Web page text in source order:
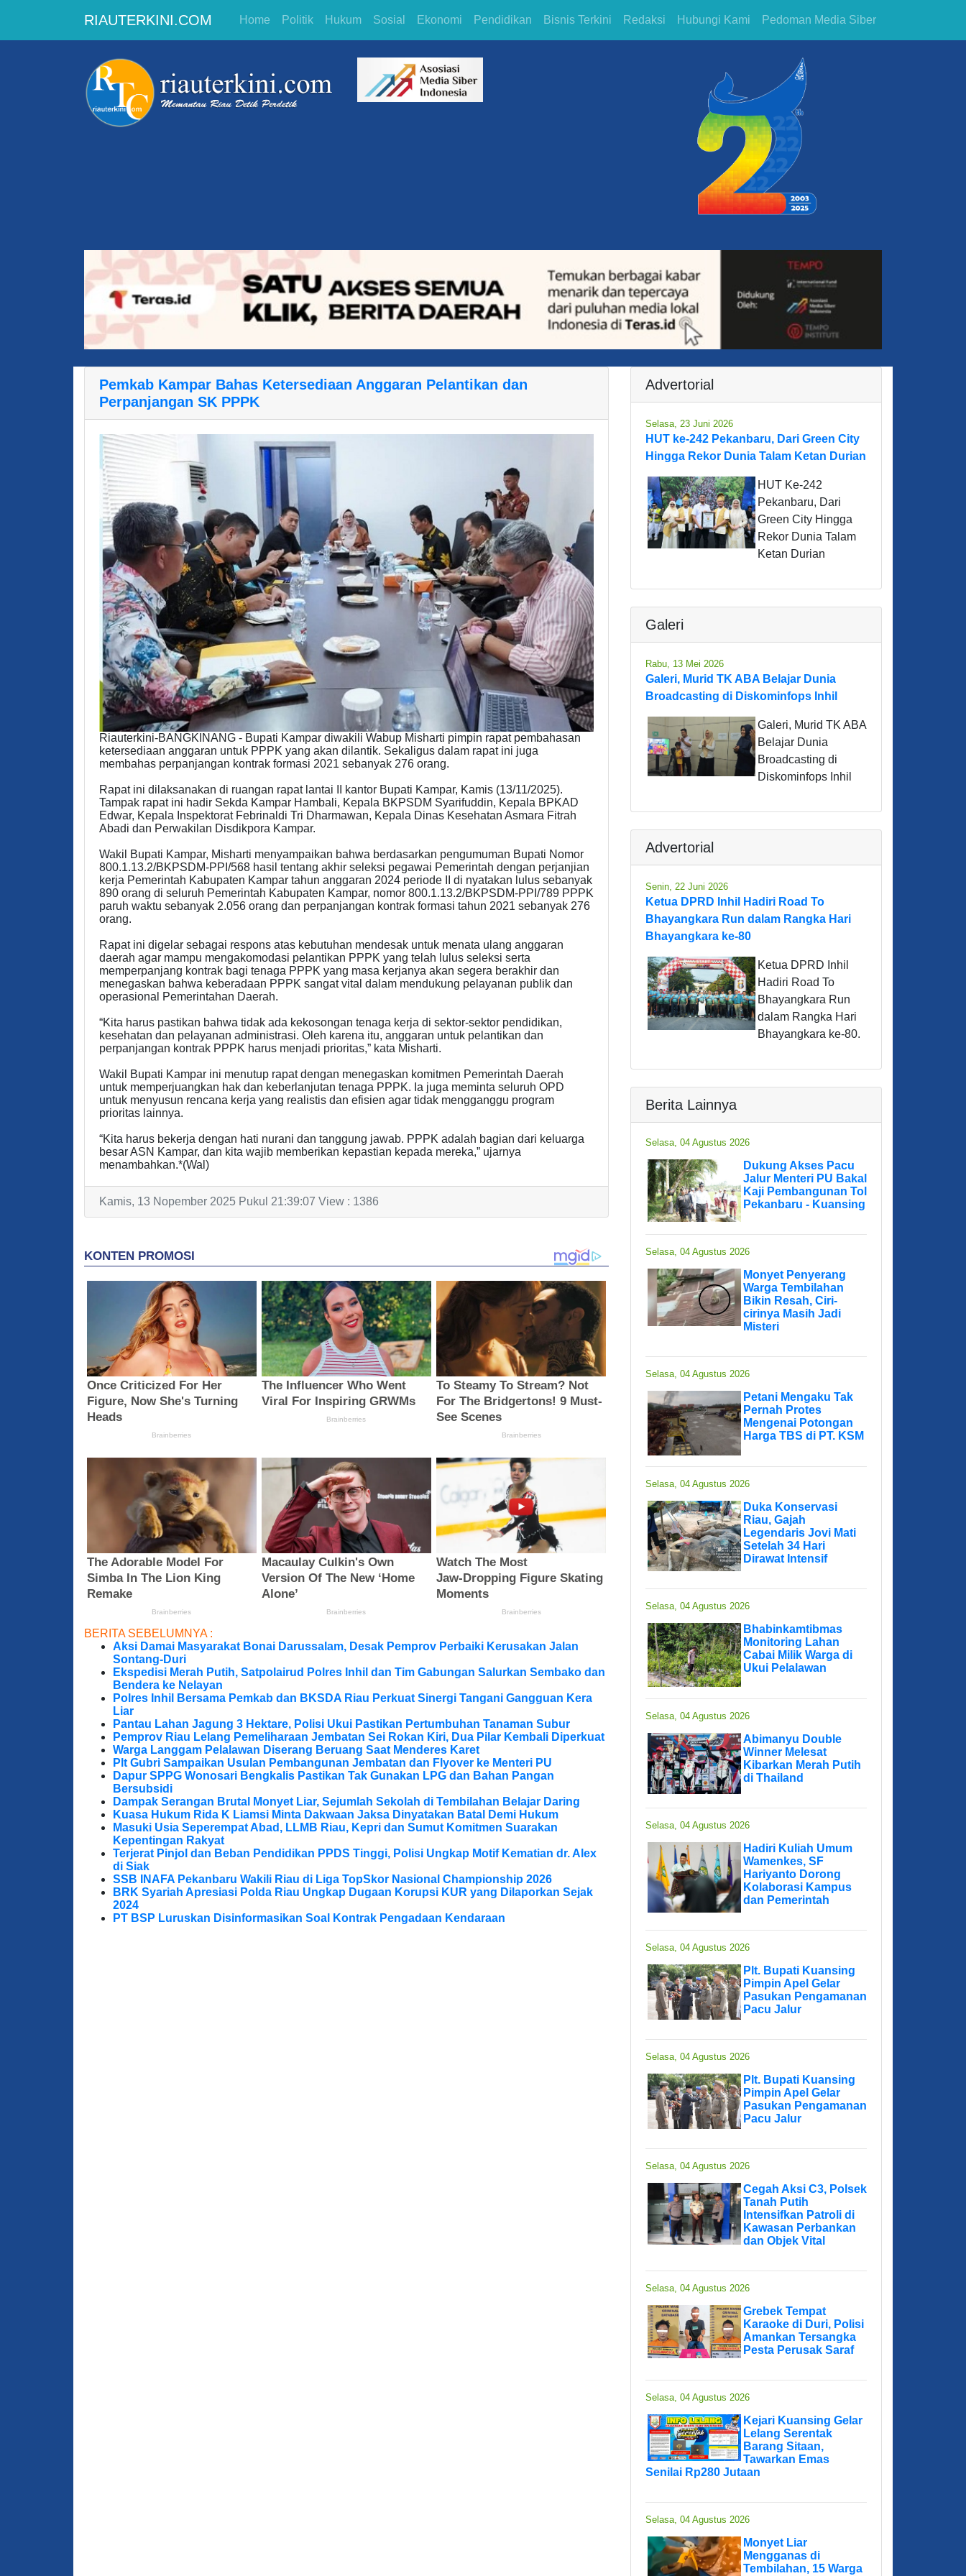
RIAUTERKINI.COM Home Politik Hukum Sosial Ekonomi Pendidikan Bisnis Terkini Redaksi Hubungi Kami Pedoman Media Siber
Pemkab Kampar Bahas Ketersediaan Anggaran Pelantikan dan
Perpanjangan SK PPPK
Riauterkini-BANGKINANG - Bupati Kampar diwakili Wabup Misharti pimpin rapat pembahasan
ketersediaan anggaran untuk PPPK yang akan dilantik. Sekaligus dalam rapat ini juga
membahas perpanjangan kontrak formasi 2021 sebanyak 276 orang.
Rapat ini dilaksanakan di ruangan rapat lantai II kantor Bupati Kampar, Kamis (13/11/2025).
Tampak rapat ini hadir Sekda Kampar Hambali, Kepala BKPSDM Syarifuddin, Kepala BPKAD
Edwar, Kepala Inspektorat Febrinaldi Tri Dharmawan, Kepala Dinas Kesehatan Asmara Fitrah
Abadi dan Perwakilan Disdikpora Kampar.
Wakil Bupati Kampar, Misharti menyampaikan bahwa berdasarkan pengumuman Bupati Nomor
800.1.13.2/BKPSDM-PPI/568 hasil tentang akhir seleksi pegawai Pemerintah dengan perjanjian
kerja Pemerintah Kabupaten Kampar tahun anggaran 2024 periode II di nyatakan lulus sebanyak
890 orang di seluruh Pemerintah Kabupaten Kampar, nomor 800.1.13.2/BKPSDM-PPI/789 PPPK
paruh waktu sebanyak 2.056 orang dan perpanjangan kontrak formasi tahun 2021 sebanyak 276
orang.
Rapat ini digelar sebagai respons atas kebutuhan mendesak untuk menata ulang anggaran
daerah agar mampu mengakomodasi pelantikan PPPK yang telah lulus seleksi serta
memperpanjang kontrak bagi tenaga PPPK yang masa kerjanya akan segera berakhir dan
menegaskan bahwa keberadaan PPPK sangat vital dalam mendukung pelayanan publik dan
operasional Pemerintahan Daerah.
“Kita harus pastikan bahwa tidak ada kekosongan tenaga kerja di sektor-sektor pendidikan,
kesehatan dan pelayanan administrasi. Oleh karena itu, anggaran untuk pelantikan dan
perpanjangan kontrak PPPK harus menjadi prioritas,” kata Misharti.
Wakil Bupati Kampar ini menutup rapat dengan menegaskan komitmen Pemerintah Daerah
untuk memperjuangkan hak dan keberlanjutan tenaga PPPK. Ia juga meminta seluruh OPD
untuk menyusun rencana kerja yang realistis dan efisien agar tidak mengganggu program
prioritas lainnya.
“Kita harus bekerja dengan hati nurani dan tanggung jawab. PPPK adalah bagian dari keluarga
besar ASN Kampar, dan kita wajib memberikan kepastian kepada mereka,” ujarnya
menambahkan.*(Wal)
Kamis, 13 Nopember 2025 Pukul 21:39:07 View : 1386
BERITA SEBELUMNYA :
Aksi Damai Masyarakat Bonai Darussalam, Desak Pemprov Perbaiki Kerusakan Jalan
Sontang-Duri
Ekspedisi Merah Putih, Satpolairud Polres Inhil dan Tim Gabungan Salurkan Sembako dan
Bendera ke Nelayan
Polres Inhil Bersama Pemkab dan BKSDA Riau Perkuat Sinergi Tangani Gangguan Kera
Liar
Pantau Lahan Jagung 3 Hektare, Polisi Ukui Pastikan Pertumbuhan Tanaman Subur
Pemprov Riau Lelang Pemeliharaan Jembatan Sei Rokan Kiri, Dua Pilar Kembali Diperkuat
Warga Langgam Pelalawan Diserang Beruang Saat Menderes Karet
Plt Gubri Sampaikan Usulan Pembangunan Jembatan dan Flyover ke Menteri PU
Dapur SPPG Wonosari Bengkalis Pastikan Tak Gunakan LPG dan Bahan Pangan
Bersubsidi
Dampak Serangan Brutal Monyet Liar, Sejumlah Sekolah di Tembilahan Belajar Daring
Kuasa Hukum Rida K Liamsi Minta Dakwaan Jaksa Dinyatakan Batal Demi Hukum
Masuki Usia Seperempat Abad, LLMB Riau, Kepri dan Sumut Komitmen Suarakan
Kepentingan Rakyat
Terjerat Pinjol dan Beban Pendidikan PPDS Tinggi, Polisi Ungkap Motif Kematian dr. Alex
di Siak
SSB INAFA Pekanbaru Wakili Riau di Liga TopSkor Nasional Championship 2026
BRK Syariah Apresiasi Polda Riau Ungkap Dugaan Korupsi KUR yang Dilaporkan Sejak
2024
PT BSP Luruskan Disinformasikan Soal Kontrak Pengadaan Kendaraan
Advertorial
Selasa, 23 Juni 2026
HUT ke-242 Pekanbaru, Dari Green City
Hingga Rekor Dunia Talam Ketan Durian
HUT Ke-242
Pekanbaru, Dari
Green City Hingga
Rekor Dunia Talam
Ketan Durian
Galeri
Rabu, 13 Mei 2026
Galeri, Murid TK ABA Belajar Dunia
Broadcasting di Diskominfops Inhil
Galeri, Murid TK ABA
Belajar Dunia
Broadcasting di
Diskominfops Inhil
Advertorial
Senin, 22 Juni 2026
Ketua DPRD Inhil Hadiri Road To
Bhayangkara Run dalam Rangka Hari
Bhayangkara ke-80
Ketua DPRD Inhil
Hadiri Road To
Bhayangkara Run
dalam Rangka Hari
Bhayangkara ke-80.
Berita Lainnya
Selasa, 04 Agustus 2026
Dukung Akses Pacu
Jalur Menteri PU Bakal
Kaji Pembangunan Tol
Pekanbaru - Kuansing
Selasa, 04 Agustus 2026
Monyet Penyerang
Warga Tembilahan
Bikin Resah, Ciri-
cirinya Masih Jadi
Misteri
Selasa, 04 Agustus 2026
Petani Mengaku Tak
Pernah Protes
Mengenai Potongan
Harga TBS di PT. KSM
Selasa, 04 Agustus 2026
Duka Konservasi
Riau, Gajah
Legendaris Jovi Mati
Setelah 34 Hari
Dirawat Intensif
Selasa, 04 Agustus 2026
Bhabinkamtibmas
Monitoring Lahan
Cabai Milik Warga di
Ukui Pelalawan
Selasa, 04 Agustus 2026
Abimanyu Double
Winner Melesat
Kibarkan Merah Putih
di Thailand
Selasa, 04 Agustus 2026
Hadiri Kuliah Umum
Wamenkes, SF
Hariyanto Dorong
Kolaborasi Kampus
dan Pemerintah
Selasa, 04 Agustus 2026
Plt. Bupati Kuansing
Pimpin Apel Gelar
Pasukan Pengamanan
Pacu Jalur
Selasa, 04 Agustus 2026
Plt. Bupati Kuansing
Pimpin Apel Gelar
Pasukan Pengamanan
Pacu Jalur
Selasa, 04 Agustus 2026
Cegah Aksi C3, Polsek
Tanah Putih
Intensifkan Patroli di
Kawasan Perbankan
dan Objek Vital
Selasa, 04 Agustus 2026
Grebek Tempat
Karaoke di Duri, Polisi
Amankan Tersangka
Pesta Perusak Saraf
Selasa, 04 Agustus 2026
Kejari Kuansing Gelar
Lelang Serentak
Barang Sitaan,
Tawarkan Emas
Senilai Rp280 Jutaan
Selasa, 04 Agustus 2026
Monyet Liar
Mengganas di
Tembilahan, 15 Warga